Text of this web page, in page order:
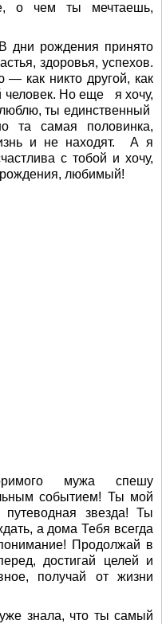
о чем ты мечтаешь,
рождения принято
здоровья, успехов.
— как никто другой, как
человек. Но еще я хочу,
ты единственный
та самая половинка,
и не находят. А я
с тобой и хочу,
любимый!
мужа спешу
событием! Ты мой
звезда! Ты
а дома Тебя всегда
Продолжай в
достигай целей и
получай от жизни
знала, что ты самый